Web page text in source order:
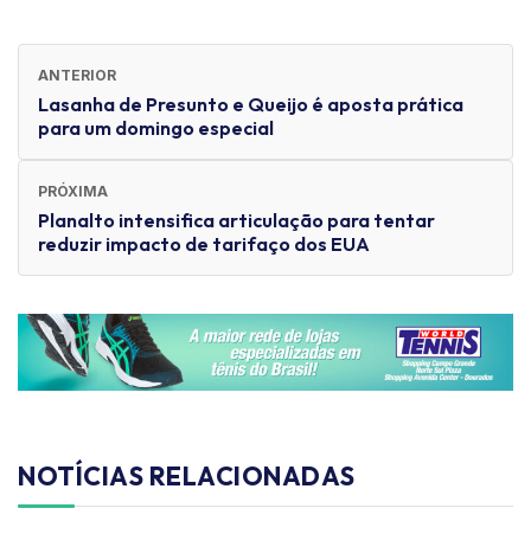
ANTERIOR
Lasanha de Presunto e Queijo é aposta prática
para um domingo especial
PRÓXIMA
Planalto intensifica articulação para tentar
reduzir impacto de tarifaço dos EUA
NOTÍCIAS RELACIONADAS